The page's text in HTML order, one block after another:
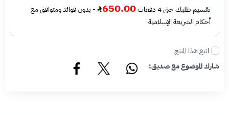
تقسيم طلبك حتى 4 دفعات 650.00
- بدون فوائد ومتوافق مع
أحكام الشريعة الإسلامية
اتبع هذا المنتج
شارك الموضوع مع صديق: